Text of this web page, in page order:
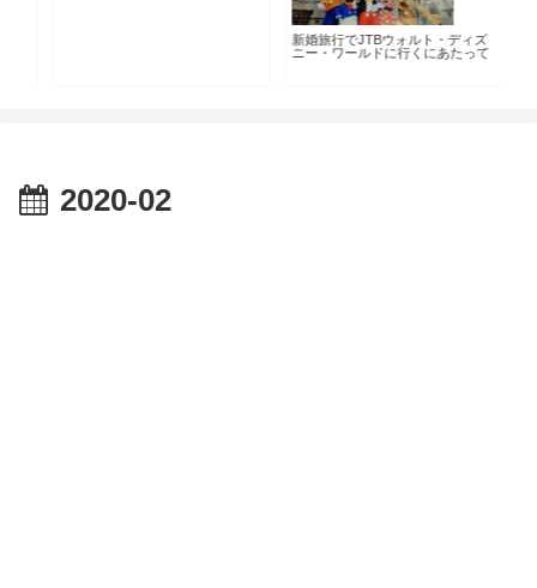
新婚旅行でJTBウォルト・ディズ
ニー・ワールドに行くにあたって
2020-02